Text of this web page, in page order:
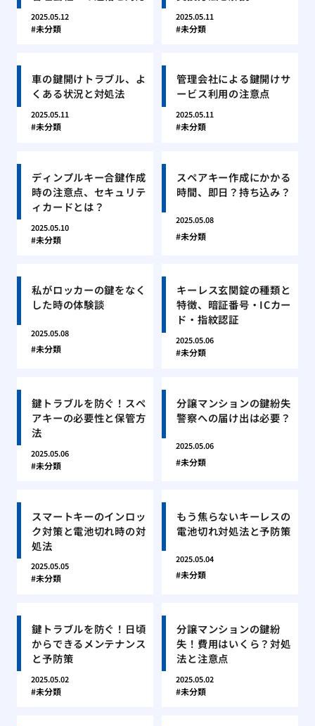
2025.05.12
未分類
2025.05.11
未分類
車の鍵開けトラブル、よ
くある状況と対処法
2025.05.11
未分類
管理会社による鍵開けサ
ービス利用の注意点
2025.05.11
未分類
ディンプルキー合鍵作成
時の注意点、セキュリテ
ィカードとは？
2025.05.10
未分類
スペアキー作成にかかる
時間、即日？持ち込み？
2025.05.08
未分類
私がロッカーの鍵をなく
した時の体験談
2025.05.08
未分類
キーレス玄関錠の種類と
特徴、暗証番号・ICカー
ド・指紋認証
2025.05.06
未分類
鍵トラブルを防ぐ！スペ
アキーの必要性と保管方
法
2025.05.06
未分類
分譲マンションの鍵紛失
警察への届け出は必要？
2025.05.06
未分類
スマートキーのインロッ
ク対策と電池切れ時の対
処法
2025.05.05
未分類
もう焦らないキーレスの
電池切れ対処法と予防策
2025.05.04
未分類
鍵トラブルを防ぐ！日頃
からできるメンテナンス
と予防策
2025.05.02
未分類
分譲マンションの鍵紛
失！費用はいくら？対処
法と注意点
2025.05.02
未分類